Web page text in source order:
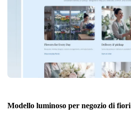
Modello luminoso per negozio di fiori